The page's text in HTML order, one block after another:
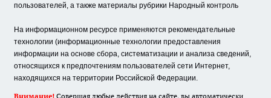
пользователей, а также материалы рубрики Народный контроль
На информационном ресурсе применяются рекомендательные
технологии (информационные технологии предоставления
информации на основе сбора, систематизации и анализа сведений,
относящихся к предпочтениям пользователей сети Интернет,
находящихся на территории Российской Федерации.
Внимание! Совершая любые действия на сайте, вы автоматически